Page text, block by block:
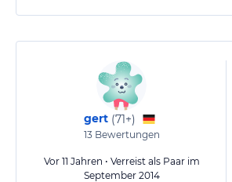
gert (71+)
13Bewertungen
Vor 11 Jahren • Verreist als Paar im
September 2014